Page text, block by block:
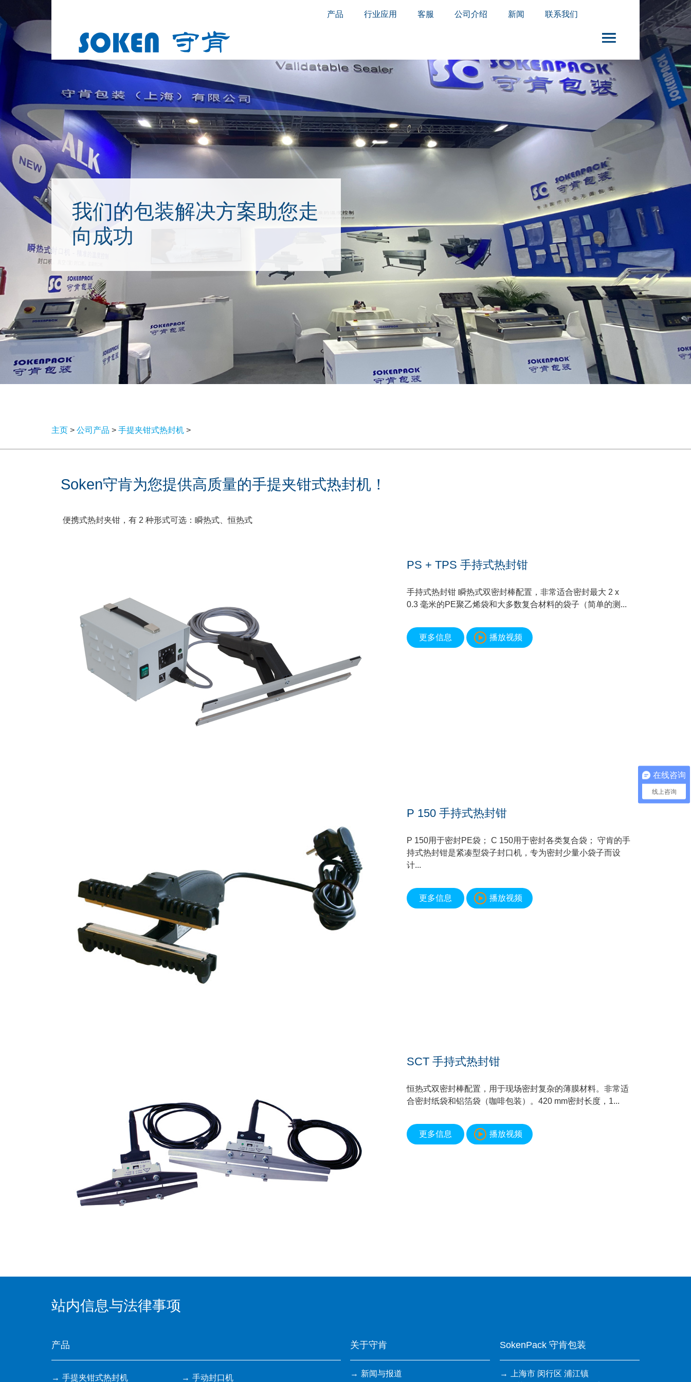
产品 行业应用 客服 公司介绍 新闻 联系我们
我们的包装解决方案助您走
向成功
主页 > 公司产品 > 手提夹钳式热封机 >
Soken守肯为您提供高质量的手提夹钳式热封机！
便携式热封夹钳，有 2 种形式可选：瞬热式、恒热式
PS + TPS 手持式热封钳
手持式热封钳 瞬热式双密封棒配置，非常适合密封最大 2 x
0.3 毫米的PE聚乙烯袋和大多数复合材料的袋子（简单的测...
更多信息 播放视频
P 150 手持式热封钳
P 150用于密封PE袋； C 150用于密封各类复合袋； 守肯的手
持式热封钳是紧凑型袋子封口机，专为密封少量小袋子而设
计...
更多信息 播放视频
SCT 手持式热封钳
恒热式双密封棒配置，用于现场密封复杂的薄膜材料。非常适
合密封纸袋和铝箔袋（咖啡包装）。420 mm密封长度，1...
更多信息 播放视频
站内信息与法律事项
产品
手提夹钳式热封机 手动封口机
关于守肯
新闻与报道
SokenPack 守肯包装
上海市 闵行区 浦江镇
在线咨询
线上咨询